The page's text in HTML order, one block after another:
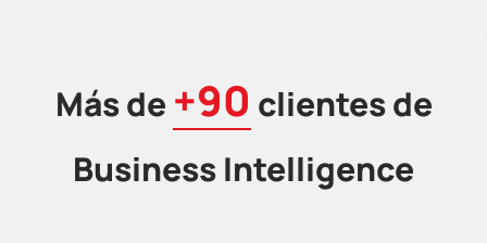
Más de +90 clientes de
Business Intelligence